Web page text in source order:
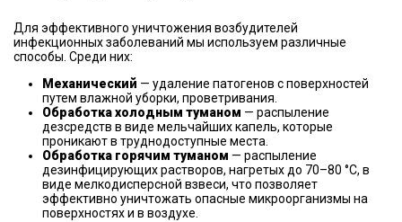
Для эффективного уничтожения возбудителей
инфекционных заболеваний мы используем различные
способы. Среди них:
Механический — удаление патогенов с поверхностей
путем влажной уборки, проветривания.
Обработка холодным туманом — распыление
дезсредств в виде мельчайших капель, которые
проникают в труднодоступные места.
Обработка горячим туманом — распыление
дезинфицирующих растворов, нагретых до 70–80 °C, в
виде мелкодисперсной взвеси, что позволяет
эффективно уничтожать опасные микроорганизмы на
поверхностях и в воздухе.